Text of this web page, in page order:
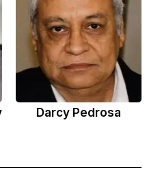
Darcy Pedrosa